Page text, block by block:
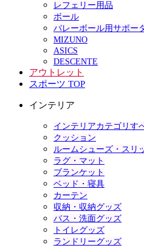
レフェリー用品
ボール
バレーボール用サポー
MIZUNO
ASICS
DESCENTE
アウトレット
スポーツ TOP
インテリア
インテリアカテゴリす
クッション
ルームシューズ・スリ
ラグ・マット
ブランケット
ベッド・寝具
カーテン
収納・収納グッズ
バス・洗面グッズ
トイレグッズ
ランドリーグッズ